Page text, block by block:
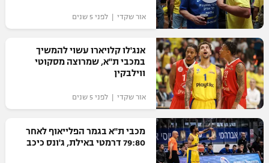
"מחצית בשכונה" – פודקאסט
משתתפים וזוכים בפרסים
תקנון משתתפים וזוכים בפרסים
תקנון עבור פעילות אלקטרה
תקנון עבור פעילות ספורט 1 – "מרלן"
טניס
גיימינג E-Sports
אופניים
ספורט מוטורי
כדורמים
פוטבול אמריקאי NFL
בייסבול MLB
אור שקדי | לפני 5 שנים
אנג'לו קלויארו עשוי להמשיך
במכבי ת"א, שמרוצה מסקוטי
ווילבקין
אור שקדי | לפני 5 שנים
מכבי ת"א בגמר הפלייאוף לאחר
79:80 דרמטי באילת, ג'ונס כיכב